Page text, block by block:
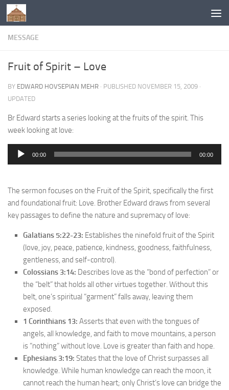
Below content
MESSAGE
Fruit of Spirit – Love
BY EDWARD HOVSEPIAN MEHR · PUBLISHED NOVEMBER 15, 2009 ·
UPDATED
Br Edward starts a series looking at the fruits of the spirit. This
week looking at love:
Audio
00:00 00:00
The sermon focuses on the Fruit of the Spirit, specifically the first
and foundational fruit: Love. Brother Edward draws from several
key passages to define the nature and supremacy of love:
Galatians 5:22-23: Establishes the ninefold fruit of the Spirit
(love, joy, peace, patience, kindness, goodness, faithfulness,
gentleness, and self-control).
Colossians 3:14: Describes love as the “bond of perfection” or
the “belt” that holds all other virtues together. Without this
belt, one’s spiritual “garment” falls away, leaving them
exposed.
1 Corinthians 13: Asserts that even with the tongues of
angels, all knowledge, and faith to move mountains, a person
is “nothing” without love. Love is greater than faith and hope.
Ephesians 3:19: States that the love of Christ surpasses all
knowledge. While human knowledge can reach the moon, it
cannot reach the human heart; only Christ’s love can bridge the